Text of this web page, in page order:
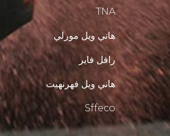
TNA
هاني ويل مورلي
رافل فاير
هاني ويل فهرنهيت
Sffeco